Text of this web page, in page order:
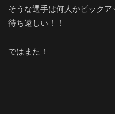
そうな選手は何人かピック
待ち遠しい！！
ではまた！